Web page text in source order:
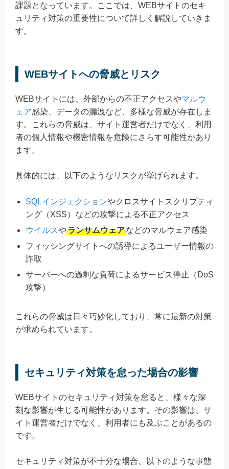
課題となっています。ここでは、WEBサイトのセキ
ュリティ対策の重要性について詳しく解説していきま
す。
WEBサイトへの脅威とリスク
WEBサイトには、外部からの不正アクセスやマルウ
ェア感染、データの漏洩など、多様な脅威が存在しま
す。これらの脅威は、サイト運営者だけでなく、利用
者の個人情報や機密情報を危険にさらす可能性があり
ます。
具体的には、以下のようなリスクが挙げられます。
SQLインジェクションやクロスサイトスクリプティ
ング（XSS）などの攻撃による不正アクセス
ウイルスやランサムウェアなどのマルウェア感染
フィッシングサイトへの誘導によるユーザー情報の
詐取
サーバーへの過剰な負荷によるサービス停止（DoS
攻撃）
これらの脅威は日々巧妙化しており、常に最新の対策
が求められています。
セキュリティ対策を怠った場合の影響
WEBサイトのセキュリティ対策を怠ると、様々な深
刻な影響が生じる可能性があります。その影響は、サ
イト運営者だけでなく、利用者にも及ぶことがあるの
です。
セキュリティ対策が不十分な場合、以下のような事態